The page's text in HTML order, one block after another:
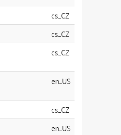
cs_CZ
cs_CZ
cs_CZ
en_US
cs_CZ
en_US